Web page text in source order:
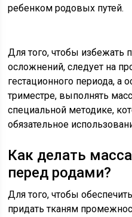
ребенком родовых путей.
Для того, чтобы
осложнений, следует на
гестационного периода, а
триместре, выполнять
специальной методике,
обязательное
Как делать
перед родами?
Для того, чтобы
придать тканям